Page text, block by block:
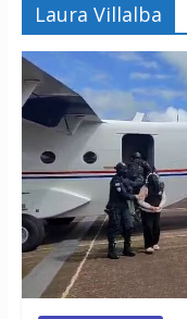
Laura Villalba